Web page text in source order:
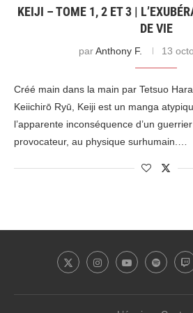
KEIJI – TOME 1, 2 ET 3 |
DE VIE
parAnthony F. 13
Créé main dans la main par Tetsuo
Keiichirō Ryū, Keiji est un manga
l’apparente inconséquence d’un
provocateur, au physique surhumain.…